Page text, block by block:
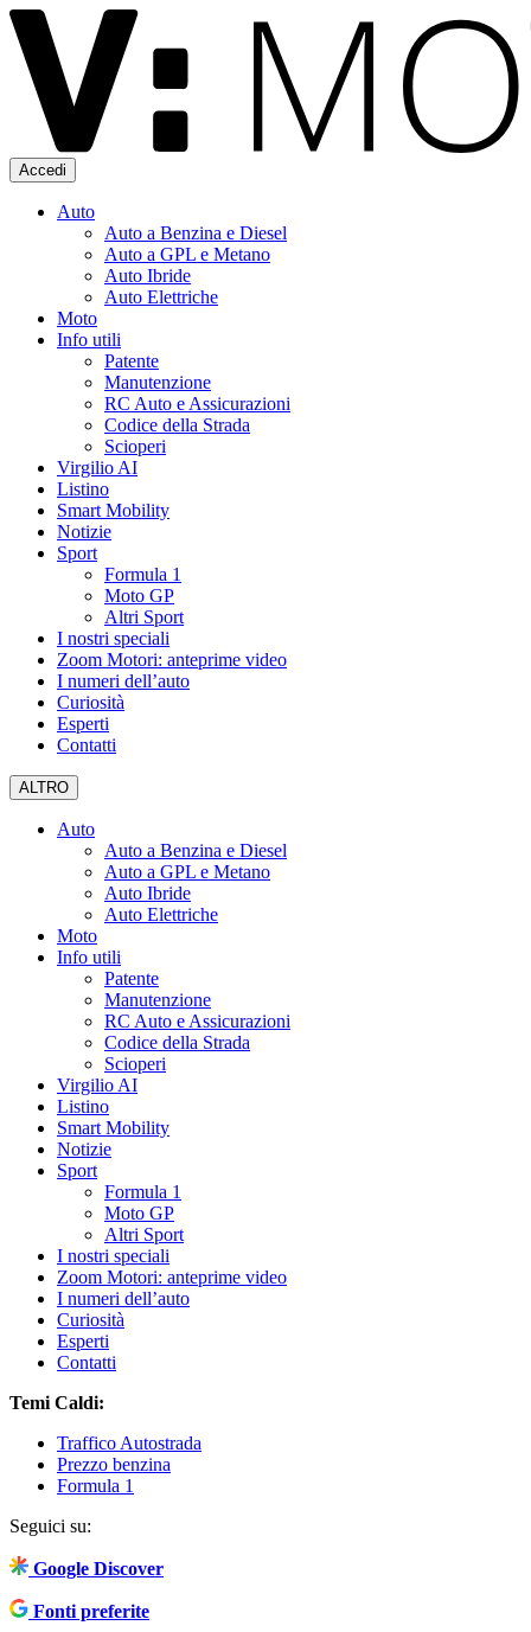
Accedi
Auto
Auto a Benzina e Diesel
Auto a GPL e Metano
Auto Ibride
Auto Elettriche
Moto
Info utili
Patente
Manutenzione
RC Auto e Assicurazioni
Codice della Strada
Scioperi
Virgilio AI
Listino
Smart Mobility
Notizie
Sport
Formula 1
Moto GP
Altri Sport
I nostri speciali
Zoom Motori: anteprime video
I numeri dell’auto
Curiosità
Esperti
Contatti
ALTRO
Auto
Auto a Benzina e Diesel
Auto a GPL e Metano
Auto Ibride
Auto Elettriche
Moto
Info utili
Patente
Manutenzione
RC Auto e Assicurazioni
Codice della Strada
Scioperi
Virgilio AI
Listino
Smart Mobility
Notizie
Sport
Formula 1
Moto GP
Altri Sport
I nostri speciali
Zoom Motori: anteprime video
I numeri dell’auto
Curiosità
Esperti
Contatti
Temi Caldi:
Traffico Autostrada
Prezzo benzina
Formula 1
Seguici su:
Google Discover
Fonti preferite